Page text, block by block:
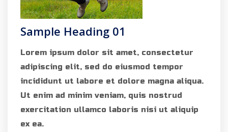
Sample Heading 01
Lorem ipsum dolor sit amet, consectetur
adipiscing elit, sed do eiusmod tempor
incididunt ut labore et dolore magna aliqua.
Ut enim ad minim veniam, quis nostrud
exercitation ullamco laboris nisi ut aliquip
ex ea.